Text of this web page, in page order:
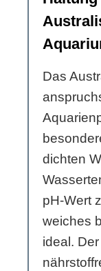
Das
dichten
pH-Wert
weiches
ideal.